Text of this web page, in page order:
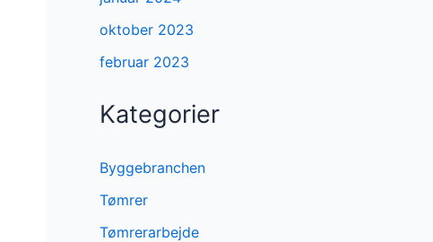
oktober 2023
februar 2023
Kategorier
Byggebranchen
Tømrer
Tømrerarbejde